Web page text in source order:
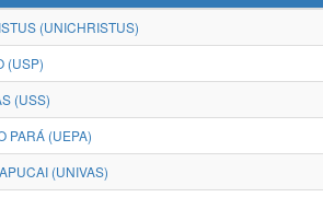
(UNICHRISTUS)
(USP)
(USS)
PARÁ (UEPA)
(UNIVAS)